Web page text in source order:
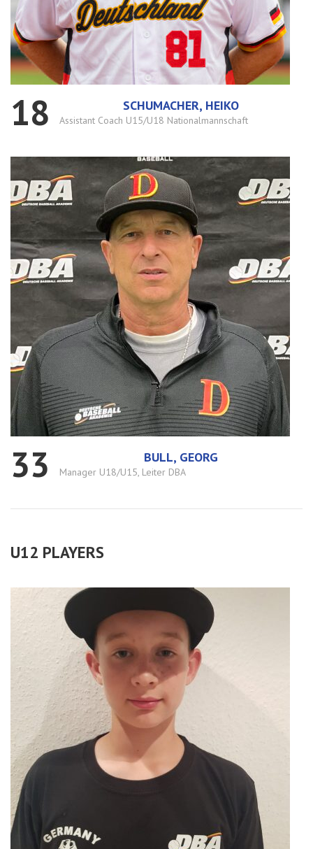
18 SCHUMACHER, HEIKO
Assistant Coach U15/U18 Nationalmannschaft
33 BULL, GEORG
Manager U18/U15, Leiter DBA
U12 PLAYERS